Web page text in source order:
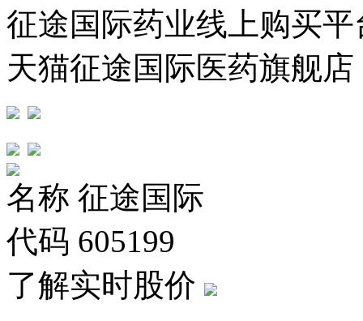
征途国际药业线上购买平
天猫征途国际医药旗舰
名称 征途国际
代码 605199
了解实时股价